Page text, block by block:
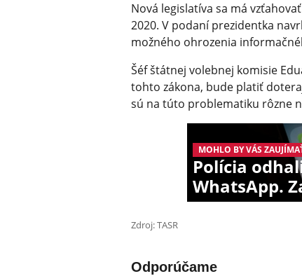
Nová legislatíva sa má
2020. V podaní prezidentka
možného ohrozenia
Šéf štátnej volebnej komisie
tohto zákona, bude platiť
sú na túto problematiku rôzne
MOHLO BY VÁS
Polícia
WhatsApp.
Zdroj: TASR
Odporúčame